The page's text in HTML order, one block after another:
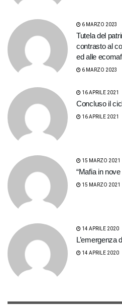
6 MARZO 2023
Tutela del
contrasto al
ed alle
6 MARZO 2023
16 APRILE 2021
Concluso il
16 APRILE 2021
15 MARZO 2021
“Mafia in
15 MARZO 2021
14 APRILE 2020
L’emergenza
14 APRILE 2020